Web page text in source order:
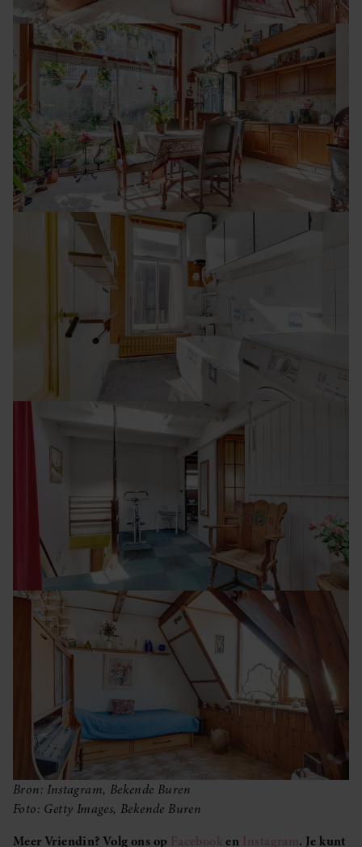
Bron: Instagram, Bekende Buren
Foto: Getty Images, Bekende Buren
Meer Vriendin? Volg ons op Facebooken Instagram. Je kunt